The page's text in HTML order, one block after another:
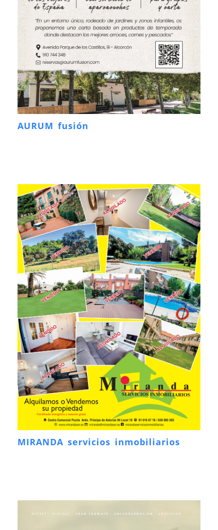
AURUM fusión
MIRANDA servicios inmobiliarios